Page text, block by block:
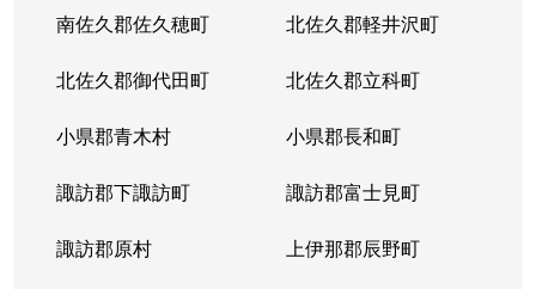
南佐久郡佐久穂町 北佐久郡軽井沢町
北佐久郡御代田町 北佐久郡立科町
小県郡青木村 小県郡長和町
諏訪郡下諏訪町 諏訪郡富士見町
諏訪郡原村 上伊那郡辰野町